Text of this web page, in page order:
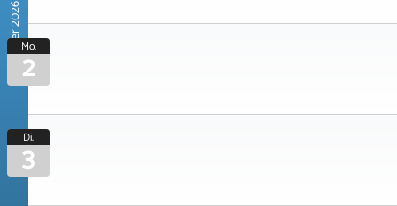
November 2026Mo.
2
Di.
3